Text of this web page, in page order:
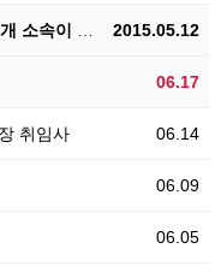
2015.05.12
. 기억해 주셔요.
06.17
06.14
취임사
06.09
06.05